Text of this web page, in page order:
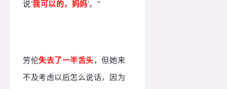
说‘我可以的，妈妈’。”
劳伦失去了一半舌头，但她来
不及考虑以后怎么说话，因为